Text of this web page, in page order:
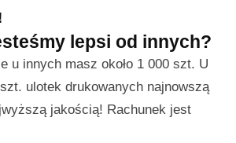
lepsi od innych?
u innych masz około 1 000 szt. U
ulotek drukowanych najnowszą
jakością! Rachunek jest